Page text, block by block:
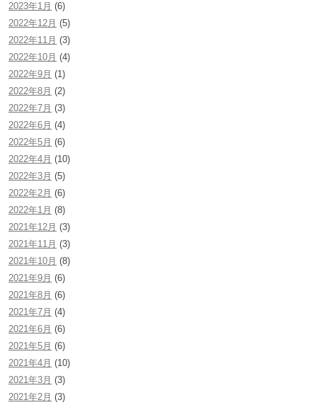
2023年1月 (6)
2022年12月 (5)
2022年11月 (3)
2022年10月 (4)
2022年9月 (1)
2022年8月 (2)
2022年7月 (3)
2022年6月 (4)
2022年5月 (6)
2022年4月 (10)
2022年3月 (5)
2022年2月 (6)
2022年1月 (8)
2021年12月 (3)
2021年11月 (3)
2021年10月 (8)
2021年9月 (6)
2021年8月 (6)
2021年7月 (4)
2021年6月 (6)
2021年5月 (6)
2021年4月 (10)
2021年3月 (3)
2021年2月 (3)